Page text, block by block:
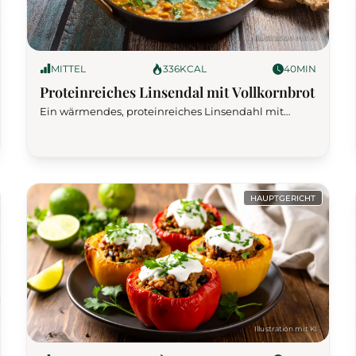
MITTEL 336KCAL 40MIN
Proteinreiches Linsendal mit Vollkornbrot
Ein wärmendes, proteinreiches Linsendahl mit
HAUPTGERICHT